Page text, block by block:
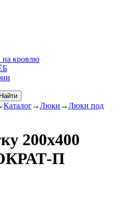
на кровлю
Найти
Каталог→Люки →Люки под
200х400
П